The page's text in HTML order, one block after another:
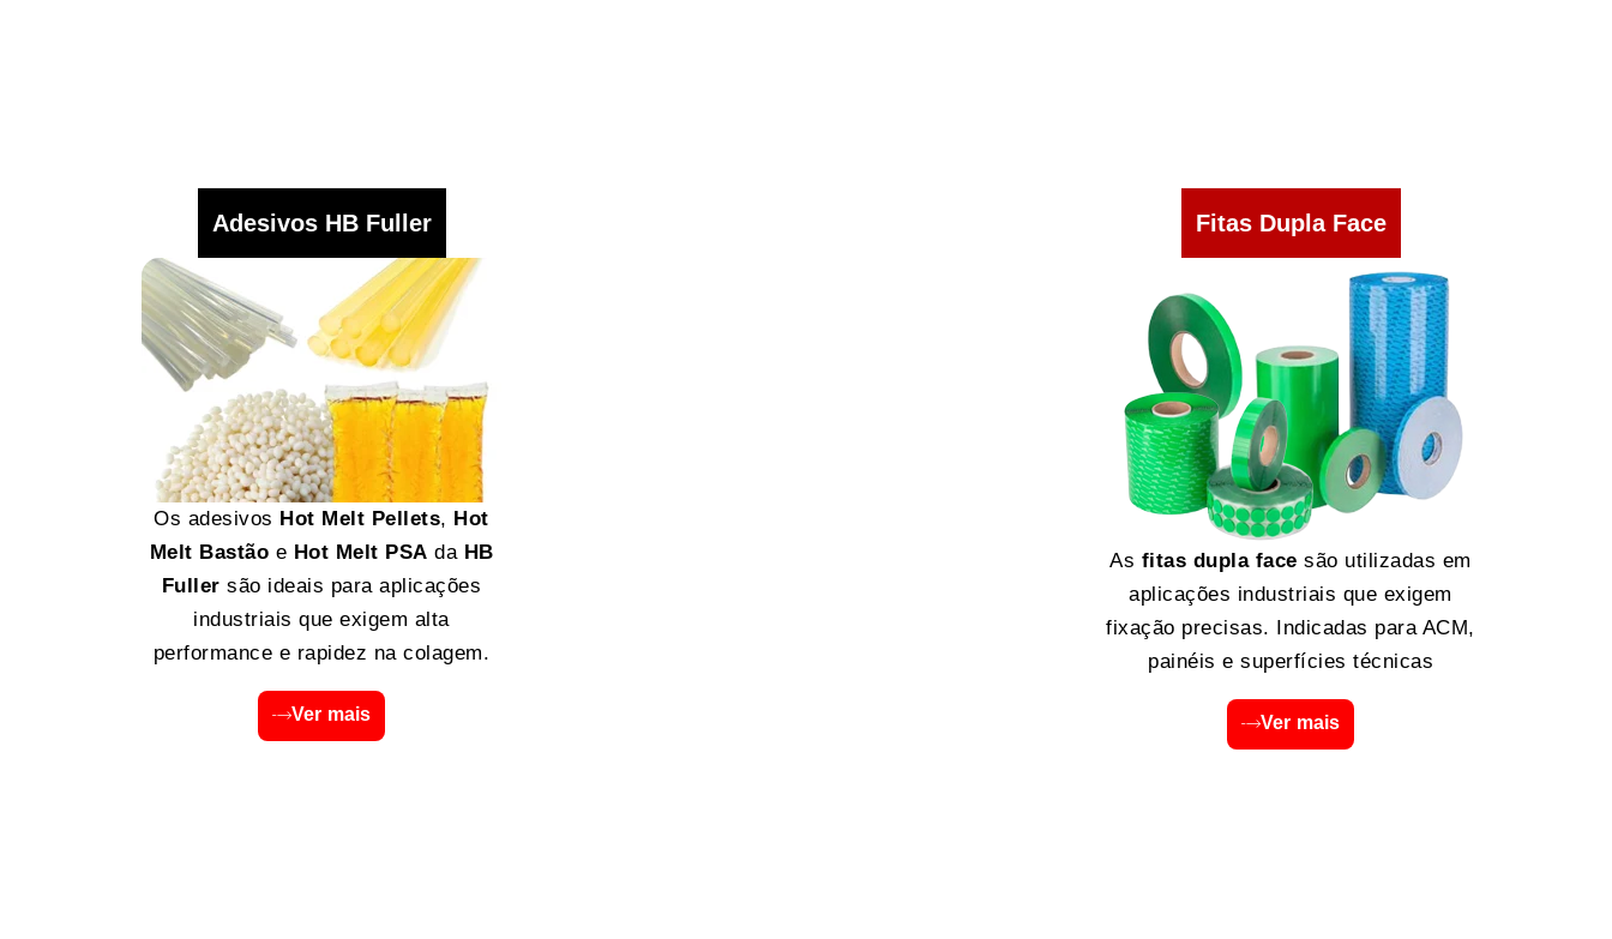
Adesivos HB Fuller
Os adesivos Hot Melt Pellets, Hot
Melt Bastão e Hot Melt PSA da HB
Fuller são ideais para aplicações
industriais que exigem alta
performance e rapidez na colagem.
Ver mais
Fitas Dupla Face
As fitas dupla face são utilizadas em
aplicações industriais que exigem
fixação precisas. Indicadas para ACM,
painéis e superfícies técnicas
Ver mais